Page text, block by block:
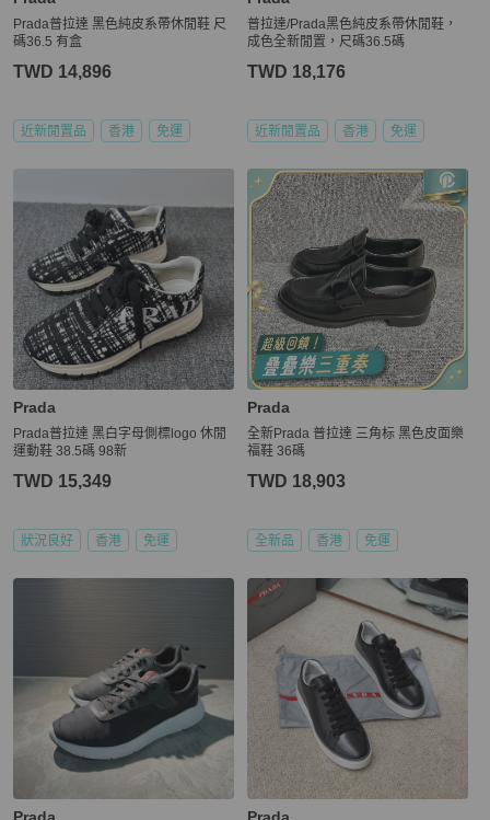
Prada普拉達 黑色純皮系帶休閒鞋 尺
碼36.5 有盒
TWD 14,896
近新閒置品 香港 免運
普拉達/Prada黑色純皮系帶休閒鞋，
成色全新閒置，尺碼36.5碼
TWD 18,176
近新閒置品 香港 免運
Prada
Prada普拉達 黑白字母側標logo 休閒
運動鞋 38.5碼 98新
TWD 15,349
狀況良好 香港 免運
Prada
全新Prada 普拉達 三角标 黑色皮面樂
福鞋 36碼
TWD 18,903
全新品 香港 免運
Prada Prada